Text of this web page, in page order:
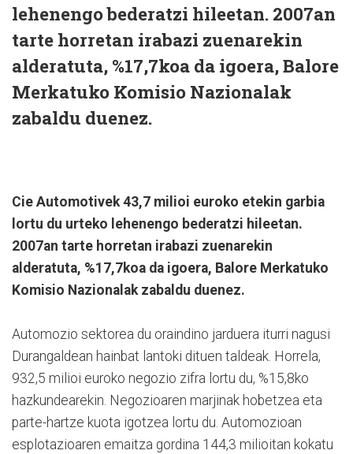
lehenengo bederatzi hileetan. 2007an
tarte horretan irabazi zuenarekin
alderatuta, %17,7koa da igoera, Balore
Merkatuko Komisio Nazionalak
zabaldu duenez.
Cie Automotivek 43,7 milioi euroko etekin garbia
lortu du urteko lehenengo bederatzi hileetan.
2007an tarte horretan irabazi zuenarekin
alderatuta, %17,7koa da igoera, Balore Merkatuko
Komisio Nazionalak zabaldu duenez.
Automozio sektorea du oraindino jarduera iturri nagusi
Durangaldean hainbat lantoki dituen taldeak. Horrela,
932,5 milioi euroko negozio zifra lortu du, %15,8ko
hazkundearekin. Negozioaren marjinak hobetzea eta
parte-hartze kuota igotzea lortu du. Automozioan
esplotazioaren emaitza gordina 144,3 milioitan kokatu